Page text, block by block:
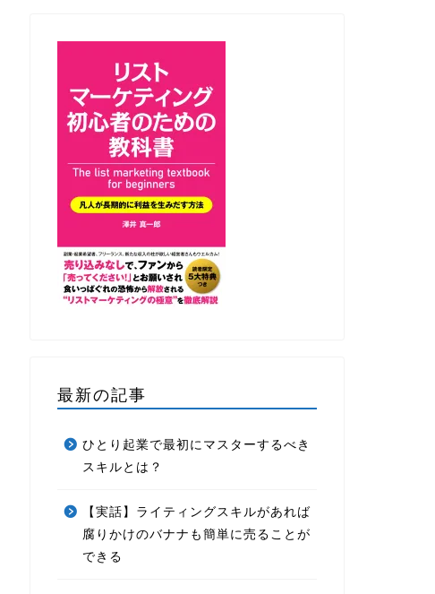
最新の記事
ひとり起業で最初にマスターするべき
スキルとは？
【実話】ライティングスキルがあれば
腐りかけのバナナも簡単に売ることが
できる